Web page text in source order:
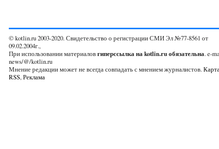
© kotlin.ru 2003-2020. Свидетельство о регистрации СМИ Эл №77-8561 от
09.02.2004г.,
При использовании материаловгиперссылка на kotlin.ru обязательна. e-
news/@/kotlin.ru
Мнение редакции может не всегда совпадать с мнением журналистов.
RSS,Реклама